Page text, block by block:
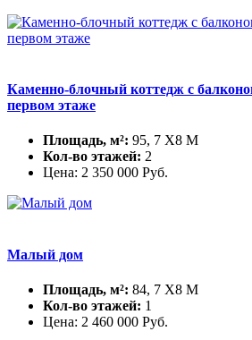
Каменно-блочный коттедж с
первом этаже
Площадь, м²: 95, 7 X8 М
Кол-во этажей: 2
Цена: 2 350 000 Руб.
Малый дом
Площадь, м²: 84, 7 X8 М
Кол-во этажей: 1
Цена: 2 460 000 Руб.